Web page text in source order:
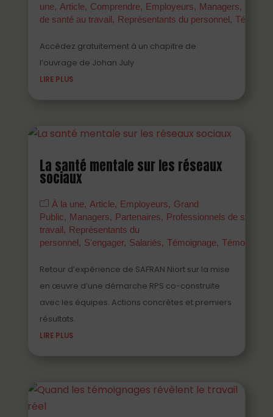
une
Article Comprendre Employeurs Managers
de santé au travail
Représentants du personnel
Accédez gratuitement à un chapitre de
l’ouvrage de Johan July
LIRE PLUS
La santé mentale sur les réseaux
sociaux
À la une Article Employeurs
Grand
Public
Managers Partenaires
Professionnels de santé
travail
Représentants du
personnel
S'engager Salariés Témoignage Témoigner
Retour d’expérience de SAFRAN Niort sur la mise
en œuvre d’une démarche RPS co-construite
avec les équipes. Actions concrètes et premiers
résultats.
LIRE PLUS